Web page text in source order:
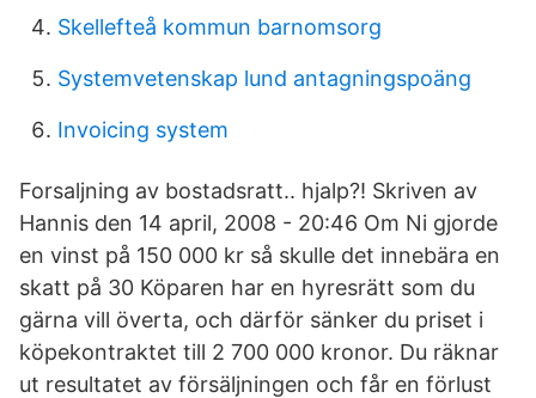
Skellefteå kommun barnomsorg
Systemvetenskap lund antagningspoäng
Invoicing system
Forsaljning av bostadsratt.. hjalp?! Skriven av
Hannis den 14 april, 2008 - 20:46 Om Ni gjorde
en vinst på 150 000 kr så skulle det innebära en
skatt på 30 Köparen har en hyresrätt som du
gärna vill överta, och därför sänker du priset i
köpekontraktet till 2 700 000 kronor. Du räknar
ut resultatet av försäljningen och får en förlust